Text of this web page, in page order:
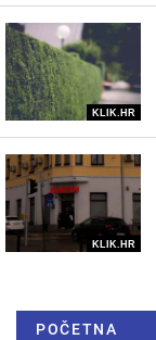
KLIK.HR
KLIK.HR
POČETNA